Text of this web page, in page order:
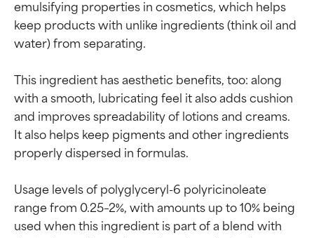
emulsifying properties in cosmetics, which helps
keep products with unlike ingredients (think oil and
water) from separating.
This ingredient has aesthetic benefits, too: along
with a smooth, lubricating feel it also adds cushion
and improves spreadability of lotions and creams.
It also helps keep pigments and other ingredients
properly dispersed in formulas.
Usage levels of polyglyceryl-6 polyricinoleate
range from 0.25–2%, with amounts up to 10% being
used when this ingredient is part of a blend with
Bewertung der
Inhaltsstoffe
Bewertung der
Inhaltsstoffe